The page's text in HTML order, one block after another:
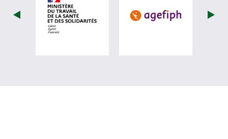
visiter les site de Ministère du travail
visiter les